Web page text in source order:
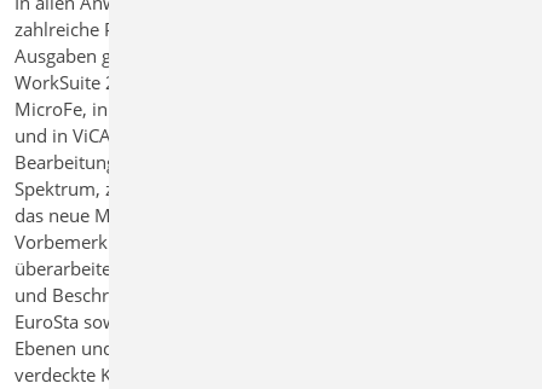
zahlreiche Punkte in den Bereichen der
Ausgaben gesammelt und für die mb
WorkSuite 2025 in der BauStatik, in
MicroFe, in EuroSta, im StrukturEditor
und in ViCADo umgesetzt. Die
Bearbeitung umfasst ein weites
Spektrum, z.B. die Listensichten und
das neue Modul „S007.de
Vorbemerkungen“ in der BauStatik,
überarbeitete Bemessungsausgaben
und Beschriftungen in MicroFe und
EuroSta sowie die Darstellung der
Ebenen und den neuen Stift für
verdeckte Kanten in ViCADo.